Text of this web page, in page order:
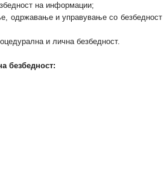
на информации;
одржавање и управување со безбедност
и лична безбедност.
безбедност: